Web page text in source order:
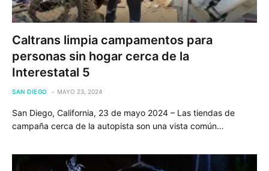
Caltrans limpia campamentos para
personas sin hogar cerca de la
Interestatal 5
SAN DIEGO MAYO 23, 2024
San Diego, California, 23 de mayo 2024 – Las tiendas de
campaña cerca de la autopista son una vista común…